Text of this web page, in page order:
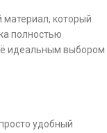
материал, который
полностью
идеальным выбором
удобный